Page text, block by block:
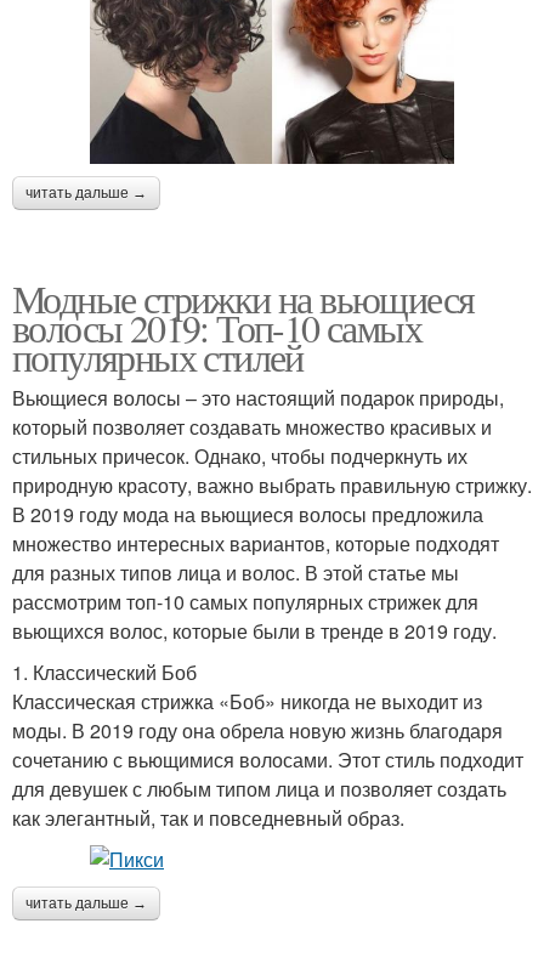
читать дальше →
Модные стрижки на вьющиеся
волосы 2019: Топ-10 самых
популярных стилей
Вьющиеся волосы – это настоящий подарок природы,
который позволяет создавать множество красивых и
стильных причесок. Однако, чтобы подчеркнуть их
природную красоту, важно выбрать правильную стрижку.
В 2019 году мода на вьющиеся волосы предложила
множество интересных вариантов, которые подходят
для разных типов лица и волос. В этой статье мы
рассмотрим топ-10 самых популярных стрижек для
вьющихся волос, которые были в тренде в 2019 году.
1. Классический Боб
Классическая стрижка «Боб» никогда не выходит из
моды. В 2019 году она обрела новую жизнь благодаря
сочетанию с вьющимися волосами. Этот стиль подходит
для девушек с любым типом лица и позволяет создать
как элегантный, так и повседневный образ.
читать дальше →